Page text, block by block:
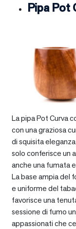
Pipa Pot
La pipa Pot Curva
con una graziosa
di squisita
solo conferisce un
anche una fumata
La base ampia del
e uniforme del
favorisce una
sessione di fumo
appassionati che